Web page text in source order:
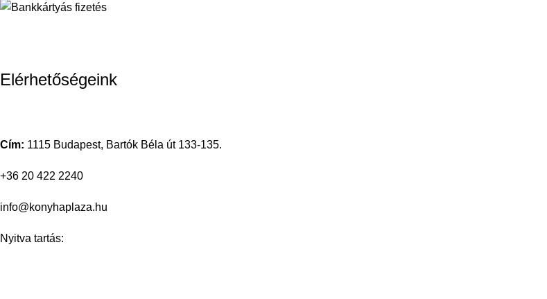
Elérhetőségeink
Cím: 1115 Budapest, Bartók Béla út 133-135.
+36 20 422 2240
info@konyhaplaza.hu
Nyitva tartás: